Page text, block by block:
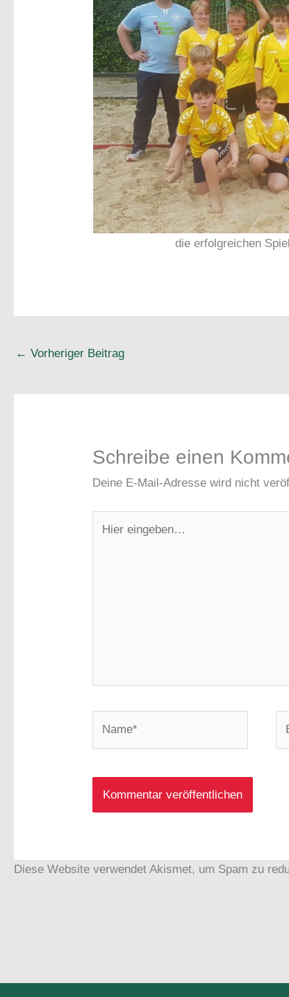
die erfolgreichen
← Vorheriger Beitrag
Schreibe einen
Deine E-Mail-Adresse wird nicht
eingeben…
Diese Website verwendet Akismet, um Spam zu